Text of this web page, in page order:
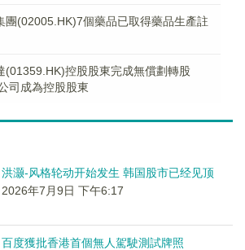
團(02005.HK)7個藥品已取得藥品生產註
(01359.HK)控股股東完成無償劃轉股
司成為控股股東
洪灏-风格轮动开始发生 韩国股市已经见顶
2026年7月9日 下午6:17
百度獲批香港首個無人駕駛測試牌照